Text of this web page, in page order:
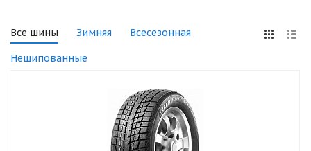
Все шины Зимняя Всесезонная
Нешипованные